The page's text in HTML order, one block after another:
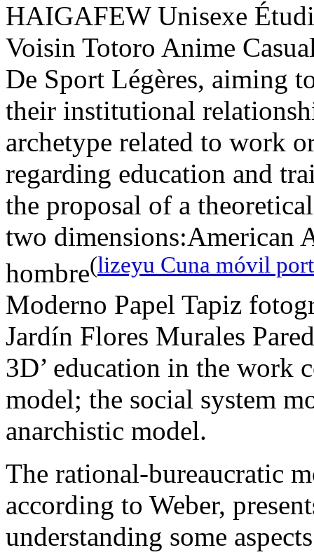
HAIGAFEW Unisexe
Voisin Totoro Anime
De Sport Légères, aiming
their institutional
archetype related to work
regarding education and
the proposal of a
two dimensions:American
hombre(lizeyu Cuna móvil
Moderno Papel Tapiz
Jardín Flores Murales
3D’ education in the work
model; the social system
anarchistic model.
The rational-bureaucratic
according to Weber,
understanding some